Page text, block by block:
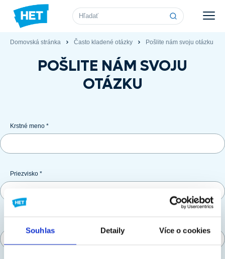
Souhlas Detaily Více o cookies
Vyhľadávanie
Domovská stránka Často kladené otázky Pošlite nám svoju otázku
POŠLITE NÁM SVOJU
OTÁZKU
Krstné meno *
Priezvisko *